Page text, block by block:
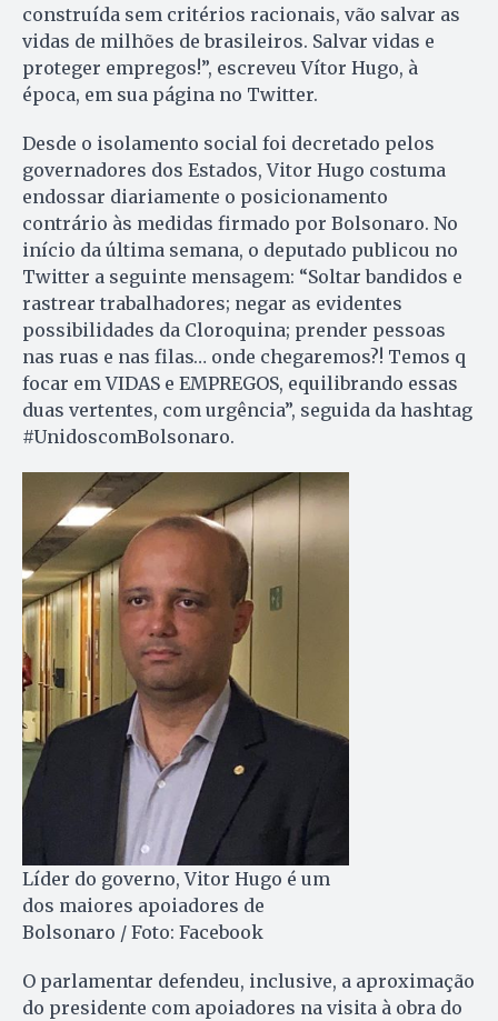
construída sem critérios racionais, vão salvar as
vidas de milhões de brasileiros. Salvar vidas e
proteger empregos!”, escreveu Vítor Hugo, à
época, em sua página no Twitter.
Desde o isolamento social foi decretado pelos
governadores dos Estados, Vitor Hugo costuma
endossar diariamente o posicionamento
contrário às medidas firmado por Bolsonaro. No
início da última semana, o deputado publicou no
Twitter a seguinte mensagem: “Soltar bandidos e
rastrear trabalhadores; negar as evidentes
possibilidades da Cloroquina; prender pessoas
nas ruas e nas filas… onde chegaremos?! Temos q
focar em VIDAS e EMPREGOS, equilibrando essas
duas vertentes, com urgência”, seguida da hashtag
#UnidoscomBolsonaro.
Líder do governo, Vitor Hugo é um
dos maiores apoiadores de
Bolsonaro / Foto: Facebook
O parlamentar defendeu, inclusive, a aproximação
do presidente com apoiadores na visita à obra do